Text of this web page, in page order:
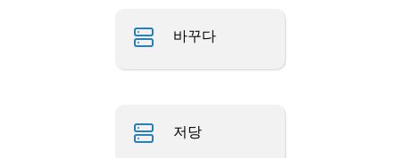
바꾸다
저당